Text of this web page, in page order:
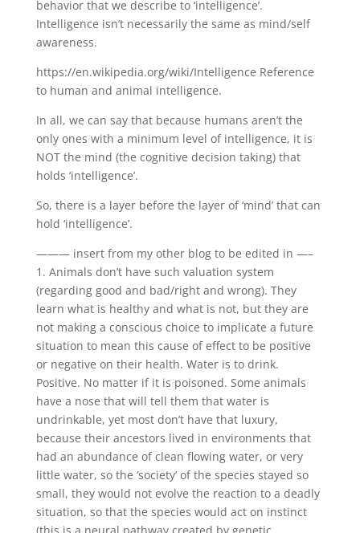
behavior that we describe to ‘intelligence’.
Intelligence isn’t necessarily the same as mind/self
awareness.
https://en.wikipedia.org/wiki/Intelligence Reference
to human and animal intelligence.
In all, we can say that because humans aren’t the
only ones with a minimum level of intelligence, it is
NOT the mind (the cognitive decision taking) that
holds ‘intelligence’.
So, there is a layer before the layer of ‘mind’ that can
hold ‘intelligence’.
——— insert from my other blog to be edited in —–
1. Animals don’t have such valuation system
(regarding good and bad/right and wrong). They
learn what is healthy and what is not, but they are
not making a conscious choice to implicate a future
situation to mean this cause of effect to be positive
or negative on their health. Water is to drink.
Positive. No matter if it is poisoned. Some animals
have a nose that will tell them that water is
undrinkable, yet most don’t have that luxury,
because their ancestors lived in environments that
had an abundance of clean flowing water, or very
little water, so the ‘society’ of the species stayed so
small, they would not evolve the reaction to a deadly
situation, so that the species would act on instinct